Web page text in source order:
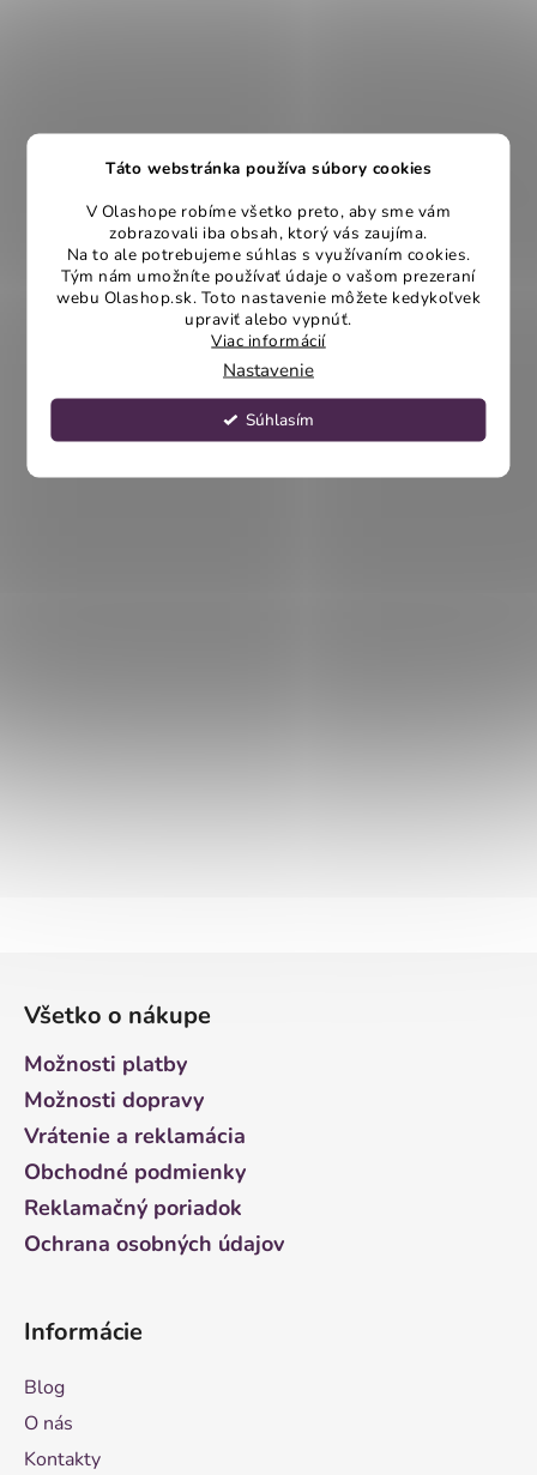
Táto webstránka používa súbory cookies
V Olashope robíme všetko preto, aby sme vám
zobrazovali iba obsah, ktorý vás zaujíma.
Na to ale potrebujeme súhlas s využívaním cookies.
Tým nám umožníte používať údaje o vašom prezeraní
webu Olashop.sk. Toto nastavenie môžete kedykoľvek
upraviť alebo vypnúť.
Viac informácií
Nastavenie
Súhlasím
Všetko o nákupe
Možnosti platby
Možnosti dopravy
Vrátenie a reklamácia
Obchodné podmienky
Reklamačný poriadok
Ochrana osobných údajov
Informácie
Blog
O nás
Kontakty